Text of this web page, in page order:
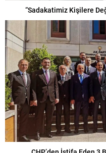
“Sadakatimiz Kişilere